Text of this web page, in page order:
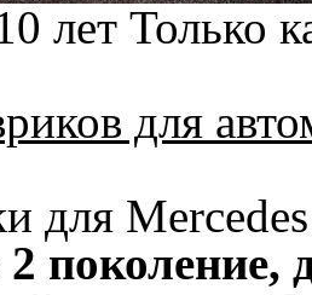
лет Только
для
для
2 поколение,